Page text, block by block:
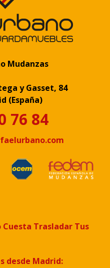
Mudanzas
y Gasset, 84
(España)
76 84
Trasladar Tus
desde Madrid: